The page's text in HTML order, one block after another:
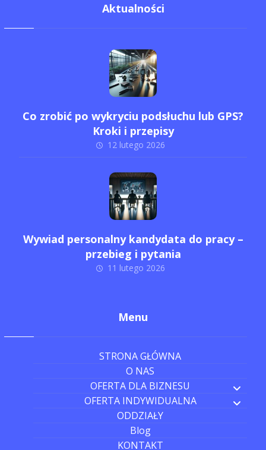
Aktualności
Co zrobić po wykryciu podsłuchu lub GPS?
Kroki i przepisy
12 lutego 2026
Wywiad personalny kandydata do pracy –
przebieg i pytania
11 lutego 2026
Menu
STRONA GŁÓWNA
O NAS
OFERTA DLA BIZNESU
OFERTA INDYWIDUALNA
ODDZIAŁY
Blog
KONTAKT